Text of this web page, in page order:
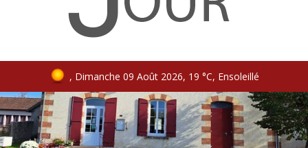
, Dimanche 09 Août 2026, 19 °C, Ensoleillé